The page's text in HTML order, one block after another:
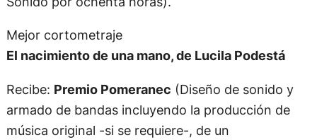
Mejor cortometraje
El nacimiento de una mano, de Lucila Podestá
Recibe: Premio Pomeranec (Diseño de sonido y
armado de bandas incluyendo la producción de
música original -si se requiere-, de un